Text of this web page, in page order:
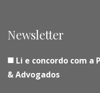
Newsletter
Li e concordo com a
& Advogados